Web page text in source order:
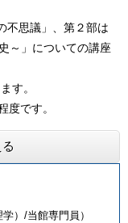
不思議」、第２部は
～」についての講座
す。
度です。
）/当館専門員）